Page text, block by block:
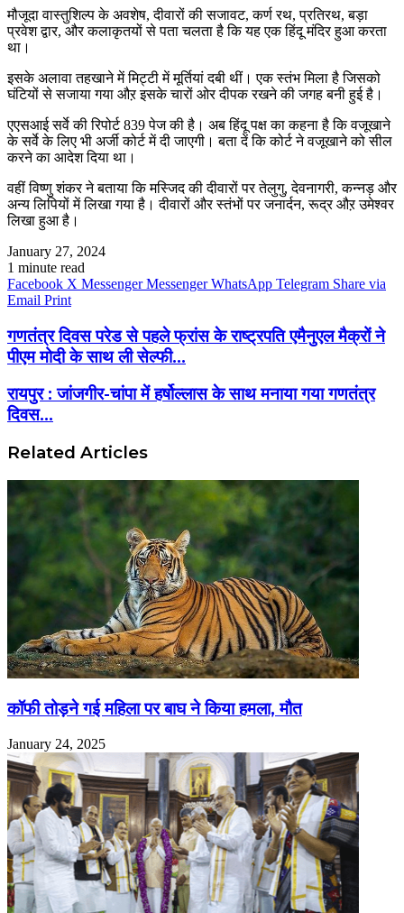
मौजूदा वास्तुशिल्प के अवशेष, दीवारों की सजावट, कर्ण रथ, प्रतिरथ, बड़ा
प्रवेश द्वार, और कलाकृतयों से पता चलता है कि यह एक हिंदू मंदिर हुआ करता
था।
इसके अलावा तहखाने में मिट्टी में मूर्तियां दबी थीं। एक स्तंभ मिला है जिसको
घंटियों से सजाया गया औऱ इसके चारों ओर दीपक रखने की जगह बनी हुई है।
एएसआई सर्वे की रिपोर्ट 839 पेज की है। अब हिंदू पक्ष का कहना है कि वजूखाने
के सर्वे के लिए भी अर्जी कोर्ट में दी जाएगी। बता दें कि कोर्ट ने वजूखाने को सील
करने का आदेश दिया था।
वहीं विष्णु शंकर ने बताया कि मस्जिद की दीवारों पर तेलुगु, देवनागरी, कन्नड़ और
अन्य लिपियों में लिखा गया है। दीवारों और स्तंभों पर जनार्दन, रूद्र औऱ उमेश्वर
लिखा हुआ है।
January 27, 2024
1 minute read
Facebook X Messenger Messenger WhatsApp Telegram Share via
Email Print
गणतंत्र दिवस परेड से पहले फ्रांस के राष्ट्रपति एमैनुएल मैक्रों ने
पीएम मोदी के साथ ली सेल्फी...
रायपुर : जांजगीर-चांपा में हर्षोल्लास के साथ मनाया गया गणतंत्र
दिवस...
Related Articles
कॉफी तोड़ने गई महिला पर बाघ ने किया हमला, मौत
January 24, 2025